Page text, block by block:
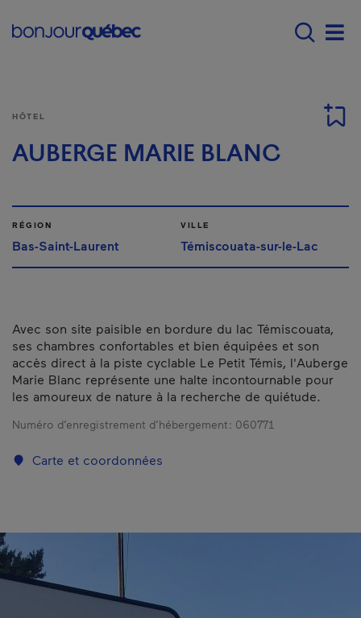
Main navigation -
HÔTEL
AUBERGE MARIE BLANC
RÉGION
Bas-Saint-Laurent
VILLE
Témiscouata-sur-le-Lac
Avec son site paisible en bordure du lac Témiscouata,
ses chambres confortables et bien équipées et son
accès direct à la piste cyclable Le Petit Témis, l'Auberge
Marie Blanc représente une halte incontournable pour
les amoureux de nature à la recherche de quiétude.
Numéro d’enregistrement d’hébergement : 060771
Carte et coordonnées